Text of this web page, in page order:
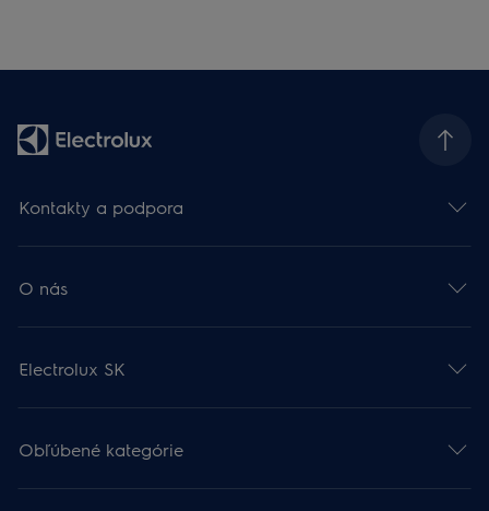
Kontakty a podpora
O nás
Electrolux SK
Obľúbené kategórie